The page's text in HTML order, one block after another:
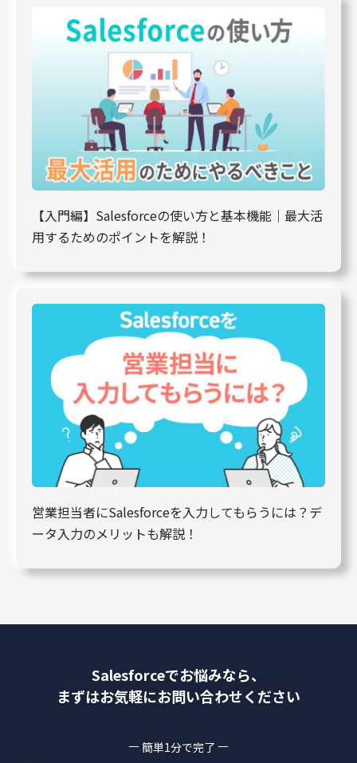
【入門編】Salesforceの使い方と基本機能｜最大活
用するためのポイントを解説！
営業担当者にSalesforceを入力してもらうには？デ
ータ入力のメリットも解説！
Salesforceでお悩みなら、
まずはお気軽にお問い合わせください
簡単1分で完了